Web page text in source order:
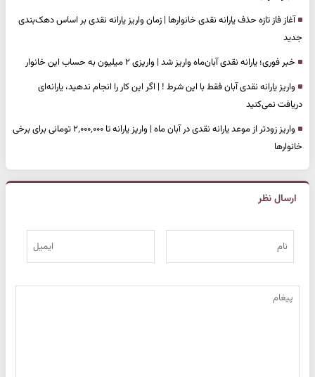
آغاز فاز تازه حذف یارانه نقدی خانوارها | زمان واریز یارانه نقدی بر اساس دهک‌بندی
جدید
خبر فوری؛ یارانه نقدی آبان‌ماه واریز شد | واریزی ۲ میلیون به حساب این خانوار
واریز یارانه نقدی آبان فقط با این شرط ! | اگر این کار را انجام ندهید، یارانه‌ای
دریافت نمی‌کنید
واریز زودتر از موعد یارانه نقدی در آبان ماه | واریز یارانه تا ۲٬۰۰۰٬۰۰۰ تومانی برای برخی
خانوارها
ارسال نظر